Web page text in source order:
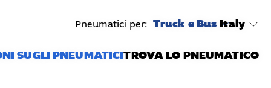
Pneumatici per: Truck e Bus Italy
SUGLI PNEUMATICITROVA LO PNEUMATICO